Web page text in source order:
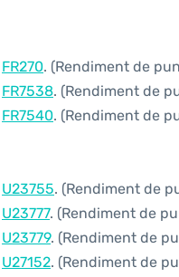
FR270. (Rendiment de
FR7538. (Rendiment de
FR7540. (Rendiment de
U23755. (Rendiment de
U23777. (Rendiment de
U23779. (Rendiment de
U27152. (Rendiment de